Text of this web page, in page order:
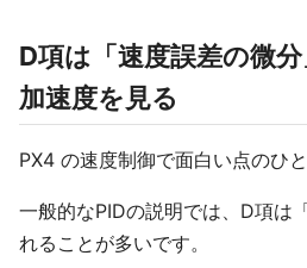
D項は「速度誤差の微
加速度を見る
PX4 の速度制御で面白い点のひ
一般的なPIDの説明では、D項は
れることが多いです。